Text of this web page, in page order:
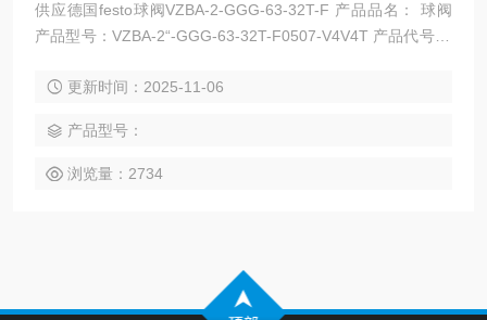
供应德国festo球阀VZBA-2-GGG-63-32T-F 产品品名： 球阀
产品型号：VZBA-2“-GGG-63-32T-F0507-V4V4T 产品代号: 1
更新时间：2025-11-06
产品型号：
浏览量：2734